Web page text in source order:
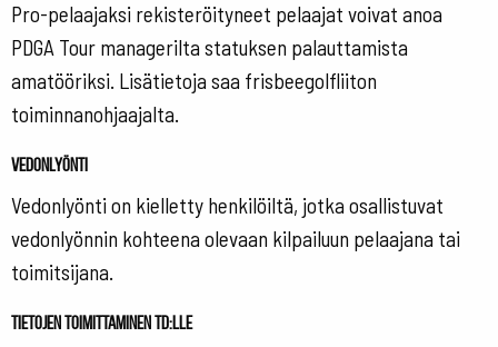
Pro-pelaajaksi rekisteröityneet pelaajat voivat anoa
PDGA Tour managerilta statuksen palauttamista
amatööriksi. Lisätietoja saa frisbeegolfliiton
toiminnanohjaajalta.
Vedonlyönti
Vedonlyönti on kielletty henkilöiltä, jotka osallistuvat
vedonlyönnin kohteena olevaan kilpailuun pelaajana tai
toimitsijana.
Tietojen toimittaminen TD:lle